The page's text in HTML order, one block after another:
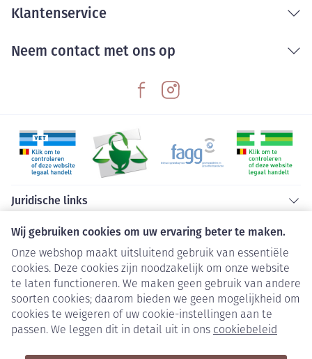
Wij gebruiken cookies om uw ervaring beter te maken.
Onze webshop maakt uitsluitend gebruik van essentiële
cookies. Deze cookies zijn noodzakelijk om onze website
te laten functioneren. We maken geen gebruik van andere
soorten cookies; daarom bieden we geen mogelijkheid om
cookies te weigeren of uw cookie-instellingen aan te
passen. We leggen dit in detail uit in ons cookiebeleid
Klantenservice
Neem contact met ons op
Juridische links